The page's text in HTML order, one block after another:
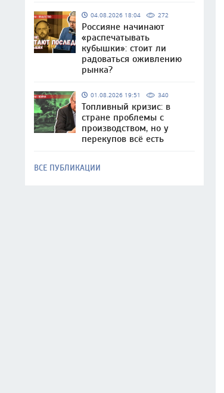
04.08.2026 18:04 272
Россияне начинают
«распечатывать
кубышки»: стоит ли
радоваться оживлению
рынка?
01.08.2026 19:51 340
Топливный кризис: в
стране проблемы с
производством, но у
перекупов всё есть
ВСЕ ПУБЛИКАЦИИ